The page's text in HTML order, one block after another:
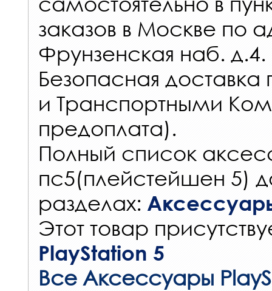
заказов в Москве по
Фрунзенская наб. д.4.
Безопасная
и Транспортными
предоплата).
Полный список
пс5(плейстейшен 5)
разделах:
Этот товар
PlayStation 5
Все Аксессуары